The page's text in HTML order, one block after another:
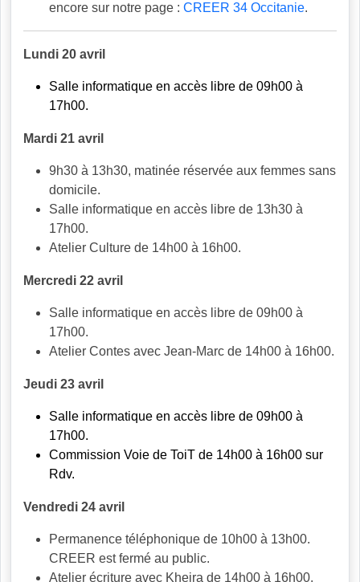
encore sur notre page : CREER 34 Occitanie.
Lundi 20 avril
Salle informatique en accès libre de 09h00 à
17h00.
Mardi 21 avril
9h30 à 13h30, matinée réservée aux femmes sans
domicile.
Salle informatique en accès libre de 13h30 à
17h00.
Atelier Culture de 14h00 à 16h00.
Mercredi 22 avril
Salle informatique en accès libre de 09h00 à
17h00.
Atelier Contes avec Jean-Marc de 14h00 à 16h00.
Jeudi 23 avril
Salle informatique en accès libre de 09h00 à
17h00.
Commission Voie de ToiT de 14h00 à 16h00 sur
Rdv.
Vendredi 24 avril
Permanence téléphonique de 10h00 à 13h00.
CREER est fermé au public.
Atelier écriture avec Kheira de 14h00 à 16h00.